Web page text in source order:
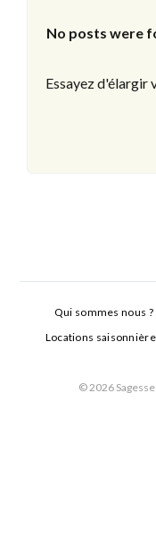
No posts were
Essayez d'élargir
Qui sommes nous ?
Locations
© 2026